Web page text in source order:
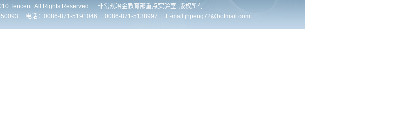
Tencent. All Rights Reserved 非常规冶金教育部重点实验室 版权所有
电话：0086-871-5191046 0086-871-5138997 E-mail:jhpeng72@hotmail.com